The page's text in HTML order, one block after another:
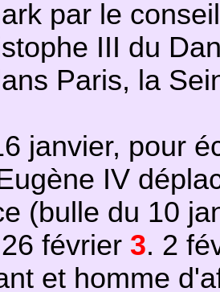
par le
III du
Paris, la
janvier, pour
IV
(bulle du 10
février 3. 2
et homme